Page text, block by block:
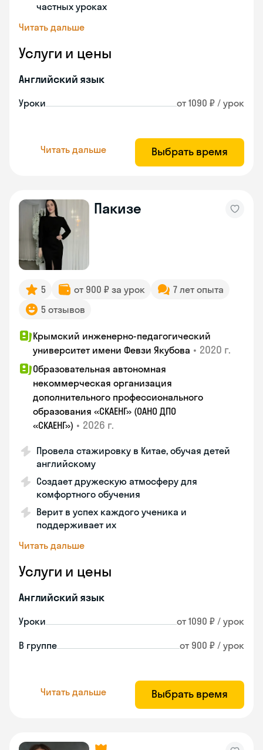
частных уроках
Читать дальше
Услуги и цены
Английский язык
Уроки от 1090 ₽ / урок
Читать дальше Выбрать время
Пакизе
5 от 900 ₽ за урок
7 лет опыта
5 отзывов
Крымский инженерно-педагогический
университет имени Февзи Якубова • 2020 г.
Образовательная автономная
некоммерческая организация
дополнительного профессионального
образования «СКАЕНГ» (ОАНО ДПО
«СКАЕНГ») • 2026 г.
Провела стажировку в Китае, обучая детей
английскому
Создает дружескую атмосферу для
комфортного обучения
Верит в успех каждого ученика и
поддерживает их
Читать дальше
Услуги и цены
Английский язык
Уроки от 1090 ₽ / урок
В группе от 900 ₽ / урок
Читать дальше Выбрать время